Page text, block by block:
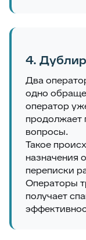
4.
Два
одно
оператор
продолжает
вопросы.
Такое
назначения
переписки
Операторы
получает